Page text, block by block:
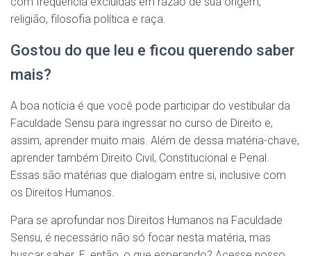
religião, filosofia política e raça.
Gostou do que leu e ficou querendo saber
mais?
A boa notícia é que você pode participar do vestibular da
Faculdade Sensu para ingressar no curso de Direito e,
assim, aprender muito mais. Além de dessa matéria-chave,
aprender também Direito Civil, Constitucional e Penal.
Essas são matérias que dialogam entre si, inclusive com
os Direitos Humanos.
Para se aprofundar nos Direitos Humanos na Faculdade
Sensu, é necessário não só focar nesta matéria, mas